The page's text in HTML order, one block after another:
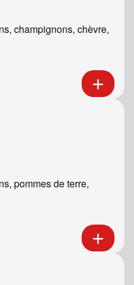
champignons, chèvre,
pommes de terre,